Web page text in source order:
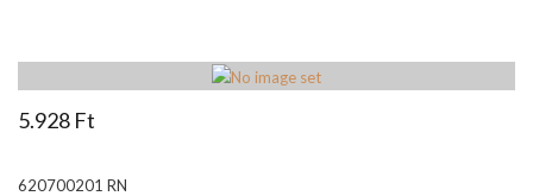
5.928 Ft
620700201 RN